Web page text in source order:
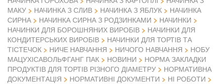
МАКУ
НАЧИНКА З СЛИВ НАЧИНКА З ЯБЛУК
НАЧИНКА
СИРНА
НАЧИНКА СИРНА З РОДЗИНКАМИ
НАЧИНКИ
НАЧИНКИ ДЛЯ БОРОШНЯНИХ ВИРОБІВ
НАЧИНКИ ДЛЯ
КОНДИТЕРСЬКИХ ВИРОБІВ
НАЧИНКИ ДЛЯ ТОРТІВ ТА
ТІСТЕЧОК
НИЧЕ НАВЧАННЯ НИЧОГО НАВЧАННЯ
НОБУ
МАЦУХІСАВОЛЬФГАНГ ПАК
НОВИНИ
НОРМА ЗАКЛАДКИ
ПРОДУКТІВ ДЛЯ ТОРТІВ РІЗНОГО ДІАМЕТРУ
НОРМАТИВНА
ДОКУМЕНТАЦІЯ
НОРМАТИВНІ ДОКУМЕНТИ
НІ РОБОТИ